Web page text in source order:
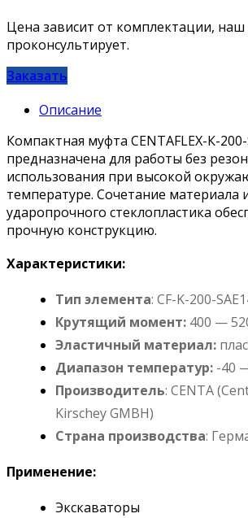
Цена зависит от комплектации,
проконсультирует.
Заказать
Описание
Компактная муфта CENTAFLEX-К-200-
предназначена для работы без
использования при высокой
температуре. Сочетание материала
ударопрочного стеклопластика
прочную конструкцию.
Характеристики:
Тип элемента: CF-K-200-
Крутящий момент: 400 —
Эластичный материал:
Диапазон температур: -40
Производитель: CENTA
Kirschey GMBH)
Страна производства:
Применение:
Экскаваторы